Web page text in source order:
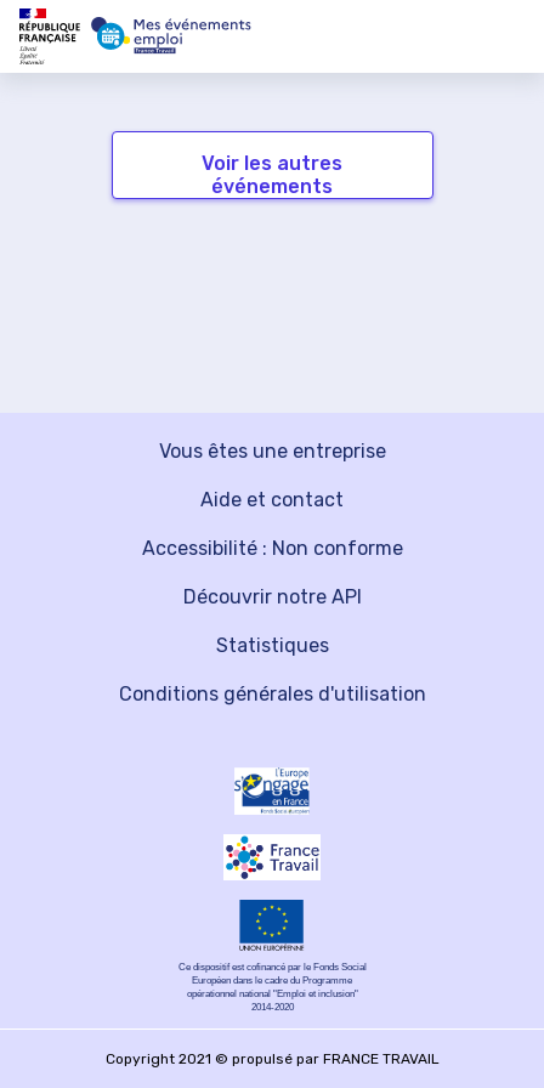
Voir les autres
événements
Vous êtes une entreprise
Découvrir notre API
Aide et contact
Statistiques
Accessibilité : Non conforme
Conditions générales d'utilisation
Ce dispositif est cofinancé par le Fonds Social
Européen dans le cadre du Programme
opérationnel national "Emploi et inclusion"
2014-2020
Copyright 2021 © propulsé par FRANCE TRAVAIL